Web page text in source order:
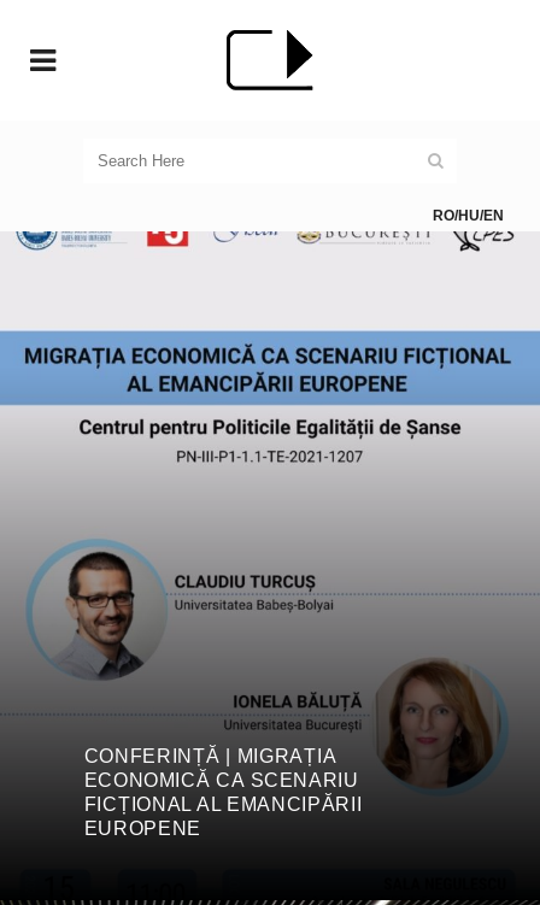
RO/HU/EN
CONFERINȚĂ | MIGRAȚIA
ECONOMICĂ CA SCENARIU
FICȚIONAL AL EMANCIPĂRII
EUROPENE